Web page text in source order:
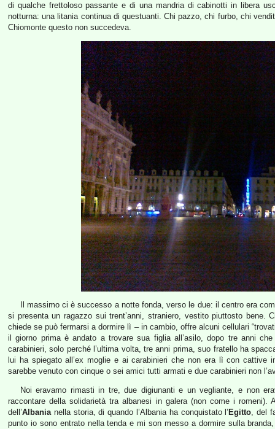
di qualche frettoloso passante e di una mandria di cabinotti in libera
notturna: una litania continua di questuanti. Chi pazzo, chi furbo, chi
Chiomonte questo non succedeva.
Il massimo ci è successo a notte fonda, verso le due: il centro era
si presenta un ragazzo sui trent’anni, straniero, vestito piuttosto
chiede se può fermarsi a dormire lì – in cambio, offre alcuni cellulari
il giorno prima è andato a trovare sua figlia all’asilo, dopo tre anni
carabinieri, solo perché l’ultima volta, tre anni prima, suo fratello ha
lui ha spiegato all’ex moglie e ai carabinieri che non era lì con cattive
sarebbe venuto con cinque o sei amici tutti armati e due carabinieri non
Noi eravamo rimasti in tre, due digiunanti e un vegliante, e non
raccontare della solidarietà tra albanesi in galera (non come i
dell’Albania nella storia, di quando l’Albania ha conquistato l’ Egitto, del
punto io sono entrato nella tenda e mi son messo a dormire sulla